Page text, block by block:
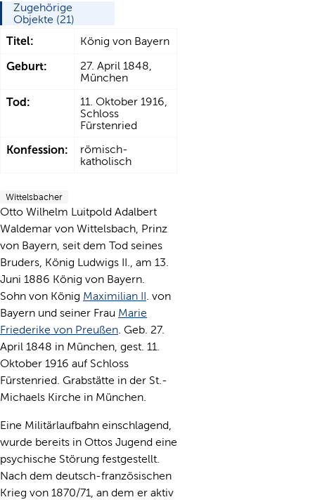
Zugehörige
Objekte (21)
Titel: König von Bayern
Geburt:
27. April 1848,
München
Tod:
11. Oktober 1916,
Schloss
Fürstenried
Konfession:
römisch-
katholisch
Wittelsbacher
Otto Wilhelm Luitpold Adalbert
Waldemar von Wittelsbach, Prinz
von Bayern, seit dem Tod seines
Bruders, König Ludwigs II., am 13.
Juni 1886 König von Bayern.
Sohn von König Maximilian II . von
Bayern und seiner Frau Marie
Friederike von Preußen . Geb. 27.
April 1848 in München, gest. 11.
Oktober 1916 auf Schloss
Fürstenried. Grabstätte in der St.-
Michaels Kirche in München.
Eine Militärlaufbahn einschlagend,
wurde bereits in Ottos Jugend eine
psychische Störung festgestellt.
Nach dem deutsch-französischen
Krieg von 1870/71, an dem er aktiv